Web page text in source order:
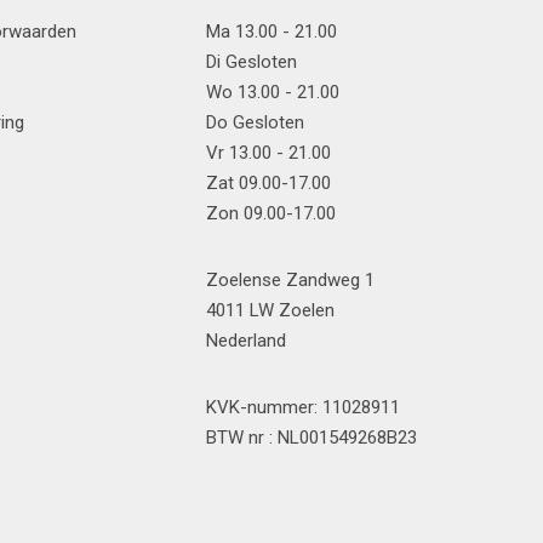
Ma 13.00 - 21.00
Di Gesloten
Wo 13.00 - 21.00
Do Gesloten
Vr 13.00 - 21.00
Zat 09.00-17.00
Zon 09.00-17.00
Zoelense Zandweg 1
4011 LW Zoelen
Nederland
KVK-nummer: 11028911
BTW nr : NL001549268B23